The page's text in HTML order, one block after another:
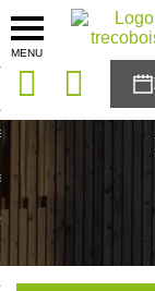
MENU
solutions
Trecobois